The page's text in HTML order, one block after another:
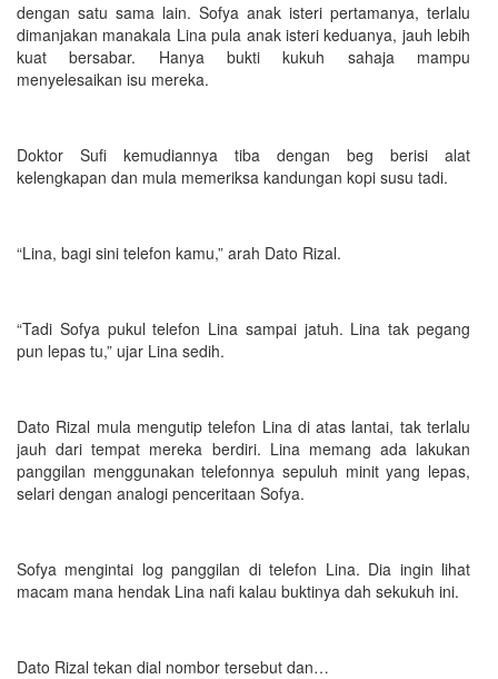
dengan satu sama lain. Sofya anak isteri pertamanya, terlalu
dimanjakan manakala Lina pula anak isteri keduanya, jauh lebih
kuat bersabar. Hanya bukti kukuh sahaja mampu
menyelesaikan isu mereka.
Doktor Sufi kemudiannya tiba dengan beg berisi alat
kelengkapan dan mula memeriksa kandungan kopi susu tadi.
“Lina, bagi sini telefon kamu,” arah Dato Rizal.
“Tadi Sofya pukul telefon Lina sampai jatuh. Lina tak pegang
pun lepas tu,” ujar Lina sedih.
Dato Rizal mula mengutip telefon Lina di atas lantai, tak terlalu
jauh dari tempat mereka berdiri. Lina memang ada lakukan
panggilan menggunakan telefonnya sepuluh minit yang lepas,
selari dengan analogi penceritaan Sofya.
Sofya mengintai log panggilan di telefon Lina. Dia ingin lihat
macam mana hendak Lina nafi kalau buktinya dah sekukuh ini.
Dato Rizal tekan dial nombor tersebut dan…